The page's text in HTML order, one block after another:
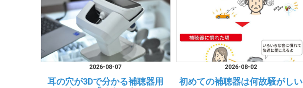
2026-08-07
耳の穴が3Dで分かる補聴器用
2026-08-02
初めての補聴器は何故騒がしい